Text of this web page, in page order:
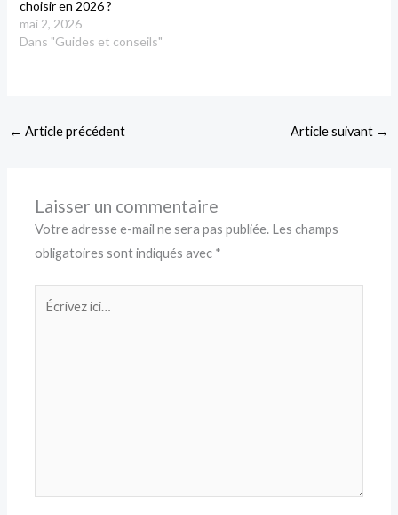
choisir en 2026 ?
mai 2, 2026
Dans "Guides et conseils"
← Article précédent Article suivant →
Laisser un commentaire
Votre adresse e-mail ne sera pas publiée. Les champs
obligatoires sont indiqués avec *
Écrivez